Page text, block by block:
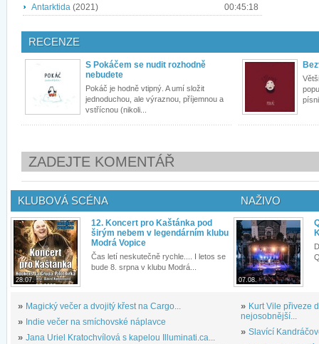
Antarktida (2021) 00:45:18
RECENZE
S Pokáčem se nudit rozhodně
nebudete
Pokáč je hodně vtipný. A umí složit
jednoduchou, ale výraznou, příjemnou a
vstřícnou (nikoli...
ZADEJTE KOMENTÁŘ
KLUBOVÁ SCÉNA
28.07.
12. Koncert pro Kaštánka pod
širým nebem v legendárním klubu
Modrá Vopice
Čas letí neskutečně rychle.... I letos se
bude 8. srpna v klubu Modrá...
» Magický večer a dvojitý křest na Cargo...
» Indie večer na smíchovské náplavce
» Jana Uriel Kratochvílová s kapelou Illuminati.ca...
NAŽIVO
07.08.
» Kurt Vile přiveze
nejosobnější...
» Slavící